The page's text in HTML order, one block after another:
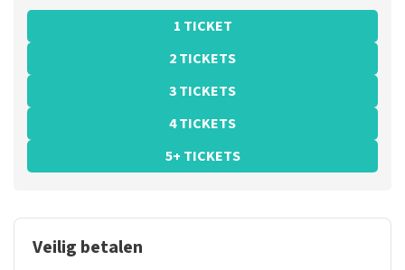
1 TICKET
2 TICKETS
3 TICKETS
4 TICKETS
5+ TICKETS
Veilig betalen